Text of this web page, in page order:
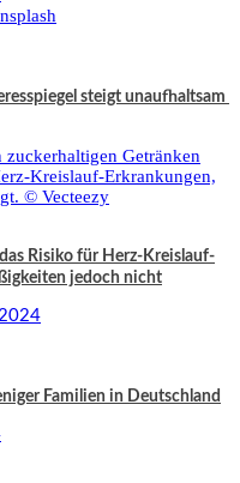
steigt unaufhaltsam
Risiko für Herz-Kreislauf-
jedoch nicht
Familien in Deutschland